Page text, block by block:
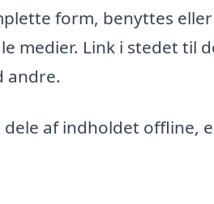
form, benyttes
medier. Link i stedet til
andre.
af indholdet offline,